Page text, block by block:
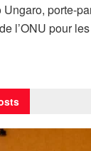
Ungaro, porte-
l’ONU pour